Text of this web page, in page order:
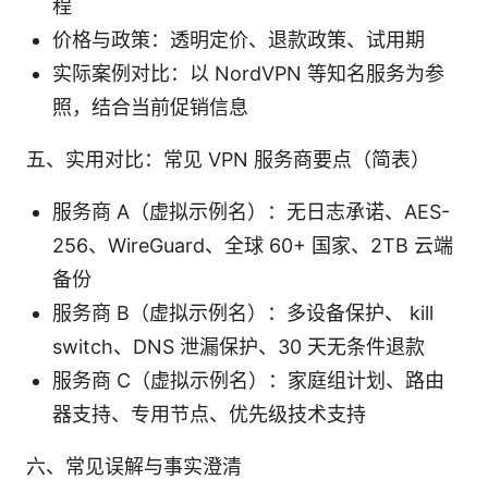
程
价格与政策：透明定价、退款政策、试用期
实际案例对比：以 NordVPN 等知名服务为参
照，结合当前促销信息
五、实用对比：常见 VPN 服务商要点（简表）
服务商 A（虚拟示例名）：无日志承诺、AES-
256、WireGuard、全球 60+ 国家、2TB 云端
备份
服务商 B（虚拟示例名）：多设备保护、 kill
switch、DNS 泄漏保护、30 天无条件退款
服务商 C（虚拟示例名）：家庭组计划、路由
器支持、专用节点、优先级技术支持
六、常见误解与事实澄清